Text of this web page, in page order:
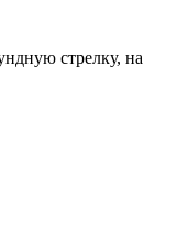
стрелку, на